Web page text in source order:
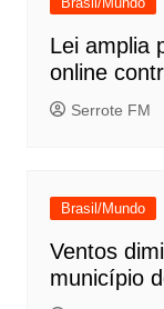
Lei amplia
online
Serrote FM
Brasil/Mundo
Ventos
município